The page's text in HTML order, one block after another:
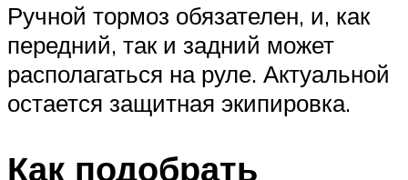
Ручной тормоз обязателен, и, как
передний, так и задний может
располагаться на руле. Актуальной
остается защитная экипировка.
Как подобрать